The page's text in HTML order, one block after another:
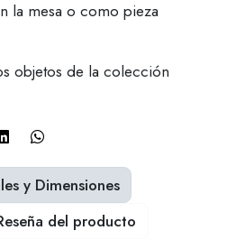
la mesa o como pieza
objetos de la colección
y Dimensiones
del producto